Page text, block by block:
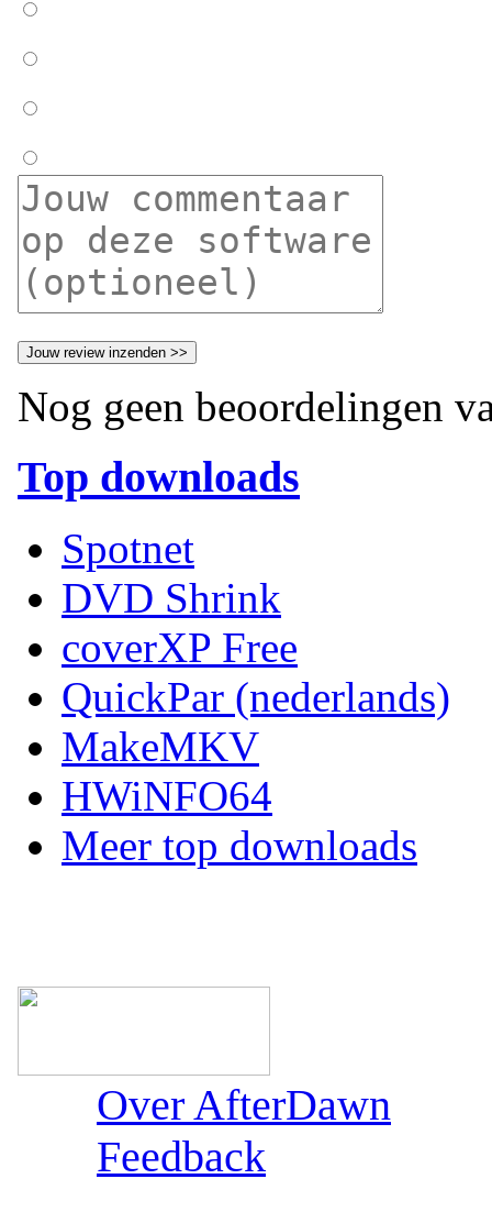
Nog geen beoordelingen
Top downloads
Spotnet
DVD Shrink
coverXP Free
QuickPar (nederlands)
MakeMKV
HWiNFO64
Meer top downloads
Over AfterDawn
Feedback